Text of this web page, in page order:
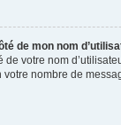
de mon nom
votre nom
nombre de